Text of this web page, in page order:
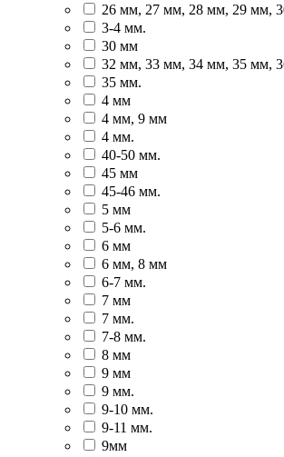
26 мм, 27 мм, 28 мм, 29 мм,
3-4 мм.
30 мм
32 мм, 33 мм, 34 мм, 35 мм,
35 мм.
4 мм
4 мм, 9 мм
4 мм.
40-50 мм.
45 мм
45-46 мм.
5 мм
5-6 мм.
6 мм
6 мм, 8 мм
6-7 мм.
7 мм
7 мм.
7-8 мм.
8 мм
9 мм
9 мм.
9-10 мм.
9-11 мм.
9мм